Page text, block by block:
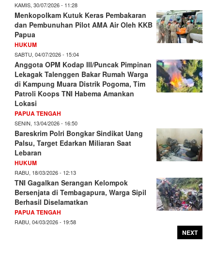
KAMIS, 30/07/2026 - 11:28
Menkopolkam Kutuk Keras Pembakaran
dan Pembunuhan Pilot AMA Air Oleh KKB
Papua
HUKUM
SABTU, 04/07/2026 - 15:04
Anggota OPM Kodap III/Puncak Pimpinan
Lekagak Talenggen Bakar Rumah Warga
di Kampung Muara Distrik Pogoma, Tim
Patroli Koops TNI Habema Amankan
Lokasi
PAPUA TENGAH
SENIN, 13/04/2026 - 16:50
Bareskrim Polri Bongkar Sindikat Uang
Palsu, Target Edarkan Miliaran Saat
Lebaran
HUKUM
RABU, 18/03/2026 - 12:13
TNI Gagalkan Serangan Kelompok
Bersenjata di Tembagapura, Warga Sipil
Berhasil Diselamatkan
PAPUA TENGAH
RABU, 04/03/2026 - 19:58
NEXT